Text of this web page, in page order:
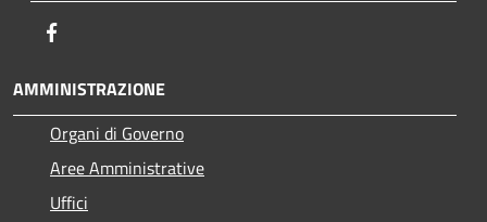
AMMINISTRAZIONE
Organi di Governo
Aree Amministrative
Uffici